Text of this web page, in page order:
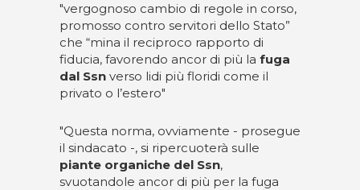
"vergognoso cambio di regole in corso,
promosso contro servitori dello Stato”
che “mina il reciproco rapporto di
fiducia, favorendo ancor di più la fuga
dal Ssn verso lidi più floridi come il
privato o l’estero"
"Questa norma, ovviamente - prosegue
il sindacato -, si ripercuoterà sulle
piante organiche del Ssn,
svuotandole ancor di più per la fuga